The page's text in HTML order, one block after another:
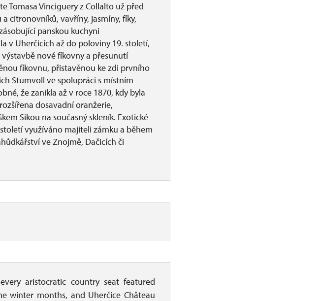
Tomasa Vinciguery z Collalto už před
citronovníků, vavříny, jasmíny, fíky,
panskou kuchyni
v Uherčicích až do poloviny 19. století,
nové fíkovny a přesunutí
fíkovnu, přistavěnou ke zdi prvního
Stumvoll ve spolupráci s místním
že zanikla až v roce 1870, kdy byla
dosavadní oranžerie,
Sikou na současný skleník. Exotické
využíváno majiteli zámku a během
ve Znojmě, Dačicích či
aristocratic country seat featured
winter months, and Uherčice Château